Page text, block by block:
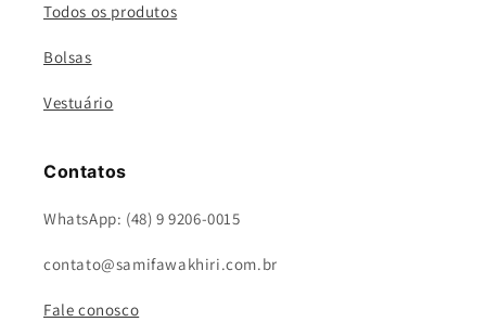
Todos os produtos
Bolsas
Vestuário
Contatos
WhatsApp: (48) 9 9206-0015
contato@samifawakhiri.com.br
Fale conosco